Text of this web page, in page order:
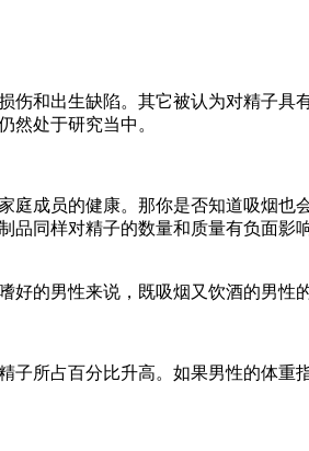
和出生缺陷。其它被认为对精子
然处于研究当中。
成员的健康。那你是否知道吸烟也
同样对精子的数量和质量有负面
的男性来说，既吸烟又饮酒的男性
子所占百分比升高。如果男性的体重